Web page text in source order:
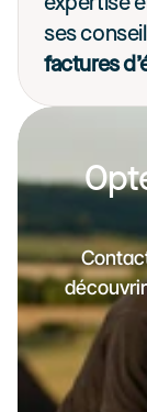
ses
factures